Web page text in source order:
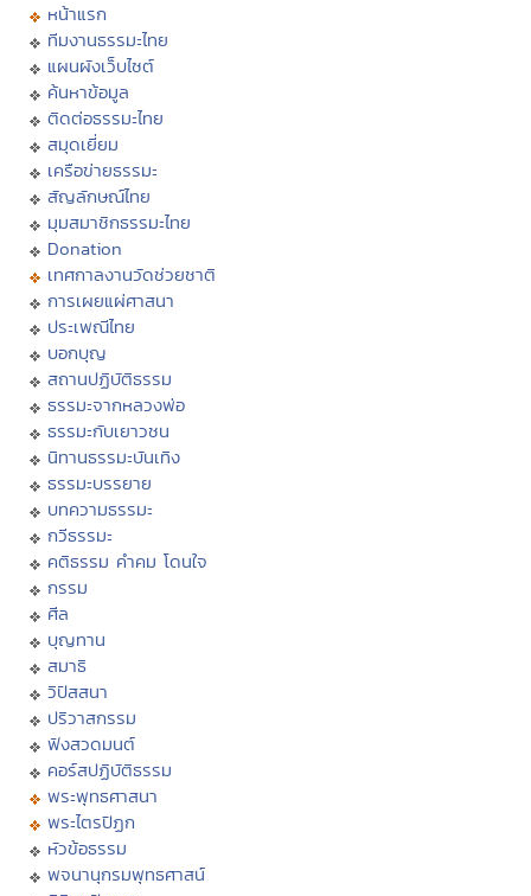
หน้าแรก
ทีมงานธรรมะไทย
แผนผังเว็บไซต์
ค้นหาข้อมูล
ติดต่อธรรมะไทย
สมุดเยี่ยม
เครือข่ายธรรมะ
สัญลักษณ์ไทย
มุมสมาชิกธรรมะไทย
Donation
เทศกาลงานวัดช่วยชาติ
การเผยแผ่ศาสนา
ประเพณีไทย
บอกบุญ
สถานปฏิบัติธรรม
ธรรมะจากหลวงพ่อ
ธรรมะกับเยาวชน
นิทานธรรมะบันเทิง
ธรรมะบรรยาย
บทความธรรมะ
กวีธรรมะ
คติธรรม คำคม โดนใจ
กรรม
ศีล
บุญทาน
สมาธิ
วิปัสสนา
ปริวาสกรรม
ฟังสวดมนต์
คอร์สปฏิบัติธรรม
พระพุทธศาสนา
พระไตรปิฏก
หัวข้อธรรม
พจนานุกรมพุทธศาสน์